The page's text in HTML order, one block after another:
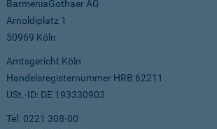
BarmeniaGothaer AG
Arnoldiplatz 1
50969 Köln
Amtsgericht Köln
Handelsregisternummer HRB 62211
USt.-ID: DE 193330903
Tel. 0221 308-00